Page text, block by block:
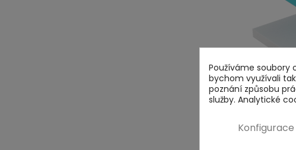
Používáme soubory
bychom využívali
poznání způsobu
služby. Analytické
Konfigurace